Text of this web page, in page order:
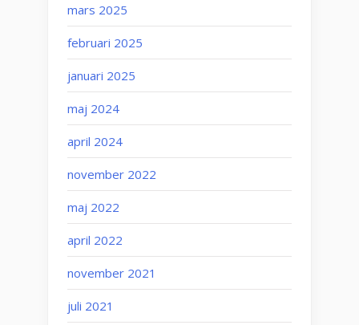
mars 2025
februari 2025
januari 2025
maj 2024
april 2024
november 2022
maj 2022
april 2022
november 2021
juli 2021